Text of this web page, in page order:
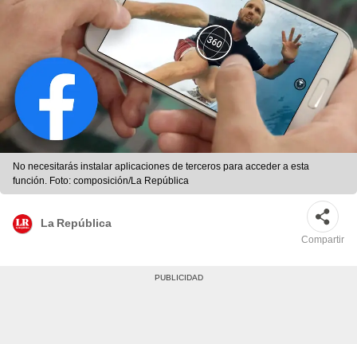
No necesitarás instalar aplicaciones de terceros para acceder a esta
función. Foto: composición/La República
La República
Compartir